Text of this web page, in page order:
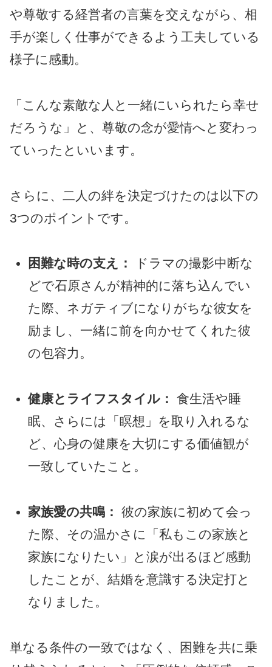
や尊敬する経営者の言葉を交えながら、相
手が楽しく仕事ができるよう工夫している
様子に感動。
「こんな素敵な人と一緒にいられたら幸せ
だろうな」と、尊敬の念が愛情へと変わっ
ていったといいます。
さらに、二人の絆を決定づけたのは以下の
3つのポイントです。
困難な時の支え：
ドラマの撮影中断な
どで石原さんが精神的に落ち込んでい
た際、ネガティブになりがちな彼女を
励まし、一緒に前を向かせてくれた彼
の包容力。
健康とライフスタイル：
食生活や睡
眠、さらには「瞑想」を取り入れるな
ど、心身の健康を大切にする価値観が
一致していたこと。
家族愛の共鳴：
彼の家族に初めて会っ
た際、その温かさに「私もこの家族と
家族になりたい」と涙が出るほど感動
したことが、結婚を意識する決定打と
なりました。
単なる条件の一致ではなく、困難を共に乗